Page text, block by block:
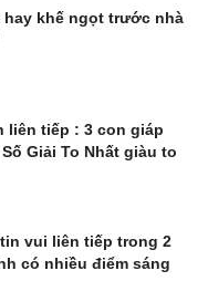
hay khế ngọt trước nhà
liên tiếp : 3 con giáp
Giải To Nhất giàu to
vui liên tiếp trong 2
có nhiều điểm sáng